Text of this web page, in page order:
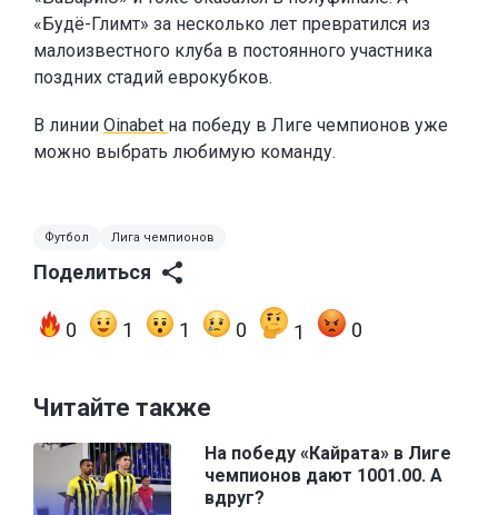
«Будё-Глимт» за несколько лет превратился из
малоизвестного клуба в постоянного участника
поздних стадий еврокубков.
В линии Oinabet на победу в Лиге чемпионов уже
можно выбрать любимую команду.
Футбол Лига чемпионов
Поделиться
0 1 1 0 1 0
Читайте также
На победу «Кайрата» в Лиге
чемпионов дают 1001.00. А
вдруг?